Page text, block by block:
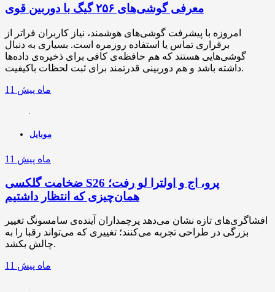
معرفی گوشی‌های ۲۵۶ گیگ با دوربین قوی
امروزه با پیشرفت گوشی‌های هوشمند، نیاز کاربران فراتر از
برقراری تماس یا استفاده روزمره است. بسیاری به دنبال
گوشی‌هایی هستند که هم حافظه‌ی کافی برای ذخیره‌ی داده‌ها
داشته باشد و هم دوربینی قدرتمند برای ثبت لحظات باکیفیت.
11 ماه پیش
موبایل
11 ماه پیش
ضخامت گلکسی S26 پرو، اج و اولترا لو رفت؛
همان‌چیزی که انتظار داشتیم
افشاگری‌های تازه نشان می‌دهد پرچمداران آینده‌ی سامسونگ تغییر
بزرگی در طراحی تجربه می‌کنند؛ تغییری که می‌تواند رقبا را به
چالش بکشد.
11 ماه پیش